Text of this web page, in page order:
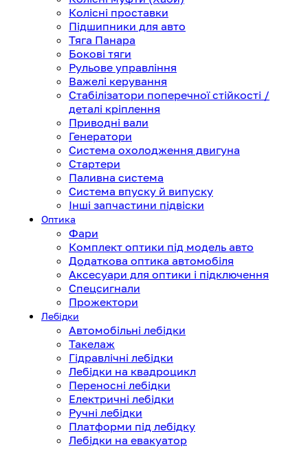
Колісні проставки
Підшипники для авто
Тяга Панара
Бокові тяги
Рульове управління
Важелі керування
Стабілізатори поперечної стійкості /
деталі кріплення
Приводні вали
Генератори
Система охолодження двигуна
Стартери
Паливна система
Система впуску й випуску
Інші запчастини підвіски
Оптика
Фари
Комплект оптики під модель авто
Додаткова оптика автомобіля
Аксесуари для оптики і підключення
Спецсигнали
Прожектори
Лебідки
Автомобільні лебідки
Такелаж
Гідравлічні лебідки
Лебідки на квадроцикл
Переносні лебідки
Електричні лебідки
Ручні лебідки
Платформи під лебідку
Лебідки на евакуатор